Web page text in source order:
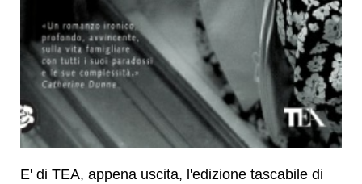
E' di TEA, appena uscita, l'edizione tascabile di